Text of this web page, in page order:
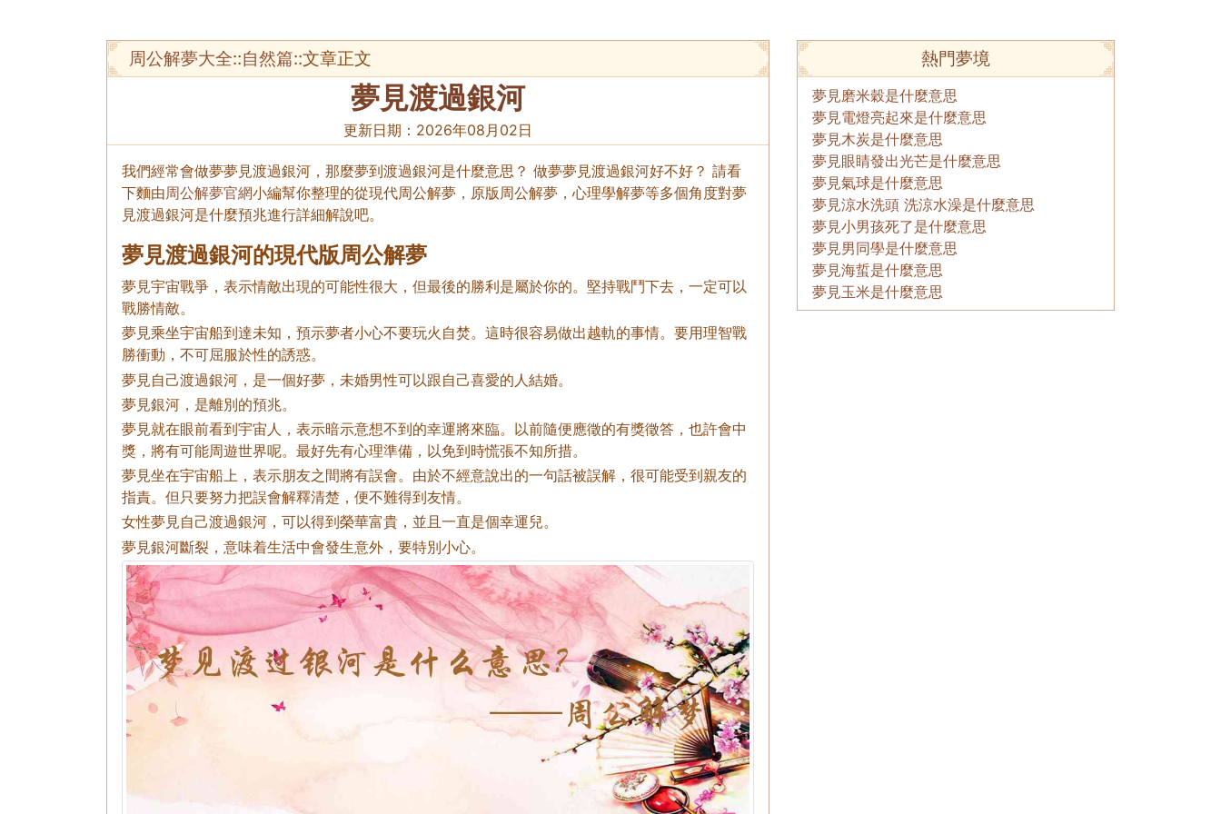
周公解夢大全::自然篇::文章正文
夢見渡過銀河
更新日期： 2026年08月02日
我們經常會做夢夢見渡過銀河，那麼夢到渡過銀河是什麼意思？ 做夢夢見渡過銀河好不好？ 請看
下麵由周公解夢官網小編幫你整理的從現代周公解夢，原版周公解夢，心理學解夢等多個角度對夢
見渡過銀河是什麼預兆進行詳細解說吧。
夢見渡過銀河的現代版周公解夢
夢見宇宙戰爭，表示情敵出現的可能性很大，但最後的勝利是屬於你的。堅持戰鬥下去，一定可以
戰勝情敵。
夢見乘坐宇宙船到達未知，預示夢者小心不要玩火自焚。這時很容易做出越軌的事情。要用理智戰
勝衝動，不可屈服於性的誘惑。
夢見自己渡過銀河，是一個好夢，未婚男性可以跟自己喜愛的人結婚。
夢見銀河，是離別的預兆。
夢見就在眼前看到宇宙人，表示暗示意想不到的幸運將來臨。以前隨便應徵的有獎徵答，也許會中
獎，將有可能周遊世界呢。最好先有心理準備，以免到時慌張不知所措。
夢見坐在宇宙船上，表示朋友之間將有誤會。由於不經意說出的一句話被誤解，很可能受到親友的
指責。但只要努力把誤會解釋清楚，便不難得到友情。
女性夢見自己渡過銀河，可以得到榮華富貴，並且一直是個幸運兒。
夢見銀河斷裂，意味着生活中會發生意外，要特別小心。
熱門夢境
夢見磨米穀是什麼意思
夢見電燈亮起來是什麼意思
夢見木炭是什麼意思
夢見眼睛發出光芒是什麼意思
夢見氣球是什麼意思
夢見涼水洗頭 洗涼水澡是什麼意思
夢見小男孩死了是什麼意思
夢見男同學是什麼意思
夢見海蜇是什麼意思
夢見玉米是什麼意思